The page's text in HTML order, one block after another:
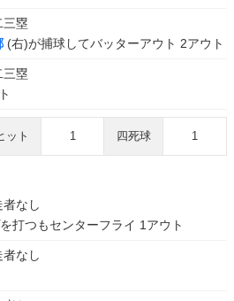
三塁
(右)が捕球してバッターアウト 2アウト
三塁
ット 1 四死球 1
なし
打つもセンターフライ 1アウト
なし